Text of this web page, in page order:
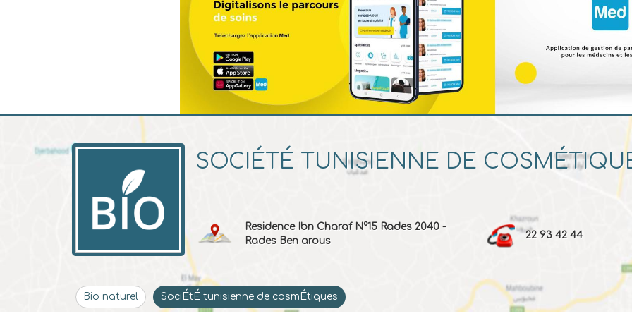
SOCIÉTÉ TUNISIENNE DE
Residence Ibn Charaf N°15 Rades 2040 -
Rades Ben arous
22 93 42 44
Bio naturel SociÉtÉ tunisienne de cosmÉtiques